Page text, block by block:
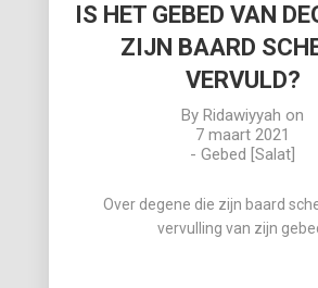
IS HET GEBED VAN
ZIJN BAARD
VERVULD?
ByRidawiyyah on
7 maart 2021
-Gebed [Salat]
Over degene die zijn baard
vervulling van zijn